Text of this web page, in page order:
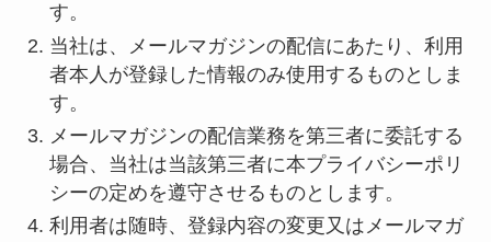
す。
当社は、メールマガジンの配信にあたり、利用
者本人が登録した情報のみ使用するものとしま
す。
メールマガジンの配信業務を第三者に委託する
場合、当社は当該第三者に本プライバシーポリ
シーの定めを遵守させるものとします。
利用者は随時、登録内容の変更又はメールマガ